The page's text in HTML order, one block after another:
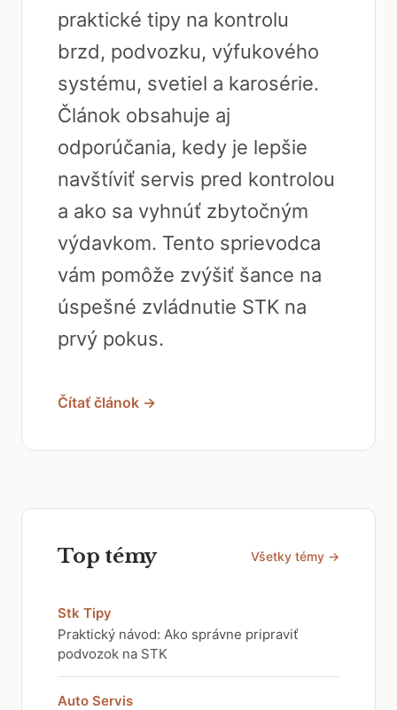
praktické tipy na kontrolu
brzd, podvozku, výfukového
systému, svetiel a karosérie.
Článok obsahuje aj
odporúčania, kedy je lepšie
navštíviť servis pred kontrolou
a ako sa vyhnúť zbytočným
výdavkom. Tento sprievodca
vám pomôže zvýšiť šance na
úspešné zvládnutie STK na
prvý pokus.
Čítať článok →
Top témy Všetky témy →
Stk Tipy
Praktický návod: Ako správne pripraviť
podvozok na STK
Auto Servis